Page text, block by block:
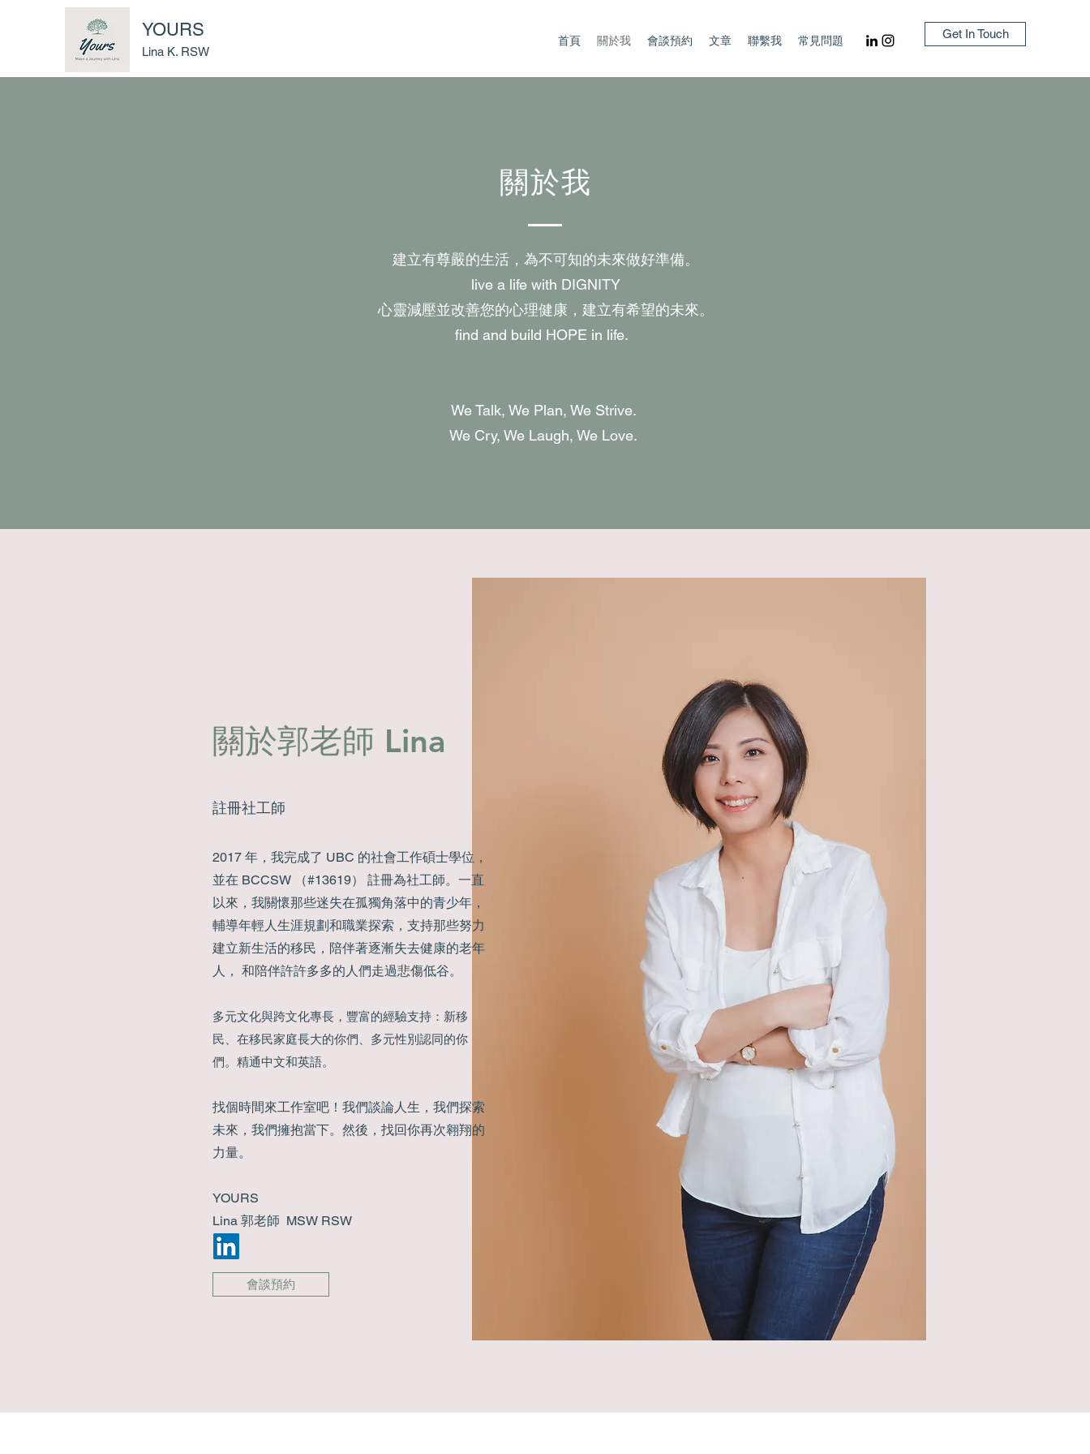
YOURS
Lina K. RSW
首頁 關於我 會談預約 文章 聯繫我 常見問題 Get In Touch
關於我
建立有尊嚴的生活，為不可知的未來做好準備。
live a life with DIGNITY
心靈減壓並改善您的心理健康，建立有希望的未來。
find and build HOPE in life.
We Talk, We Plan, We Strive.
We Cry, We Laugh, We Love.
關於郭老師 Lina
註冊社工師
2017 年，我完成了 UBC 的社會工作碩士學位，
並在 BCCSW （#13619） 註冊為社工師。一直
以來，我關懷那些迷失在孤獨角落中的青少年，
輔導年輕人生涯規劃和職業探索，支持那些努力
建立新生活的移民，陪伴著逐漸失去健康的老年
人， 和陪伴許許多多的人們走過悲傷低谷。
多元文化與跨文化專長，豐富的經驗支持：新移
民、在移民家庭長大的你們、多元性別認同的你
們。精通中文和英語。
找個時間來工作室吧！我們談論人生，我們探索
未來，我們擁抱當下。然後，找回你再次翱翔的
力量。
YOURS
Lina 郭老師 MSW RSW
會談預約